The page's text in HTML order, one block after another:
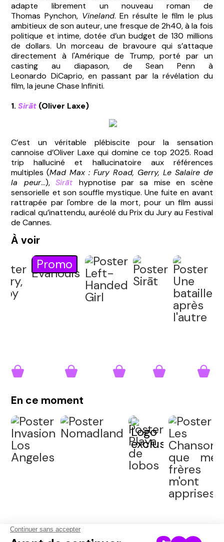
adapte librement un nouveau roman de
Thomas Pynchon, Vineland. En résulte le film le plus
ambitieux de son auteur, une fresque de 2h40, à la fois
politique et intime, dotée d’un budget de 130 millions
de dollars. Un morceau de bravoure qui s’attaque
directement à l'Amérique de Trump, porté par un
casting au diapason, de Sean Penn à
Leonardo DiCaprio, en passant par la révélation du
film, la jeune Chase Infiniti.
1.Sirāt (Oliver Laxe)
C’est un véritable plébiscite pour la sensation
cannoise d’Oliver Laxe qui domine ce top 2025. Road
trip halluciné et hallucinatoire aux références
multiples (Mad Max : Fury Road, Gerry, Le Salaire de
la peur...),Sirāt
hypnotise par sa mise en scène
sensorielle et son souffle mystique. Une fuite en avant
rattrapée par l'ombre de la mort, pour un film aussi
radical qu’inattendu, auréolé du Prix du Jury au Festival
de Cannes.
À voir
Promo
En ce moment